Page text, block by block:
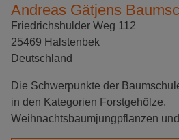
Andreas Gätjens
Friedrichshulder Weg 112
25469 Halstenbek
Deutschland
Die Schwerpunkte der
in den Kategorien Forstgehölze,
Weihnachtsbaumjungpflanzen